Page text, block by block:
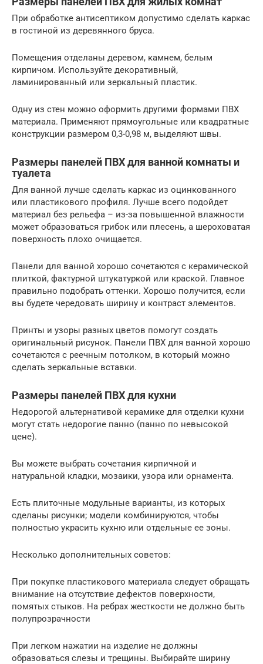
При обработке антисептиком допустимо сделать каркас
в гостиной из деревянного бруса.
Помещения отделаны деревом, камнем, белым
кирпичом. Используйте декоративный,
ламинированный или зеркальный пластик.
Одну из стен можно оформить другими формами ПВХ
материала. Применяют прямоугольные или квадратные
конструкции размером 0,3-0,98 м, выделяют швы.
Размеры панелей ПВХ для ванной комнаты и
туалета
Для ванной лучше сделать каркас из оцинкованного
или пластикового профиля. Лучше всего подойдет
материал без рельефа – из-за повышенной влажности
может образоваться грибок или плесень, а шероховатая
поверхность плохо очищается.
Панели для ванной хорошо сочетаются с керамической
плиткой, фактурной штукатуркой или краской. Главное
правильно подобрать оттенки. Хорошо получится, если
вы будете чередовать ширину и контраст элементов.
Принты и узоры разных цветов помогут создать
оригинальный рисунок. Панели ПВХ для ванной хорошо
сочетаются с реечным потолком, в который можно
сделать зеркальные вставки.
Размеры панелей ПВХ для кухни
Недорогой альтернативой керамике для отделки кухни
могут стать недорогие панно (панно по невысокой
цене).
Вы можете выбрать сочетания кирпичной и
натуральной кладки, мозаики, узора или орнамента.
Есть плиточные модульные варианты, из которых
сделаны рисунки; модели комбинируются, чтобы
полностью украсить кухню или отдельные ее зоны.
Несколько дополнительных советов:
При покупке пластикового материала следует обращать
внимание на отсутствие дефектов поверхности,
помятых стыков. На ребрах жесткости не должно быть
полупрозрачности
При легком нажатии на изделие не должны
образоваться слезы и трещины. Выбирайте ширину